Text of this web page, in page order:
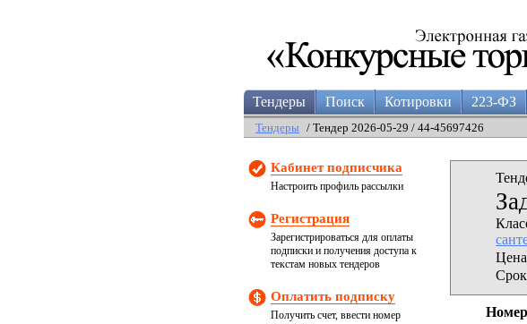
Тендеры Поиск Котировки 223-ФЗ
Тендеры / Тендер 2026-05-29 / 44-45697426
Кабинет подписчика
Настроить профиль рассылки
Регистрация
Зарегистрироваться для оплаты
подписки и получения доступа к
текстам новых тендеров
Оплатить подписку
Получить счет, ввести номер